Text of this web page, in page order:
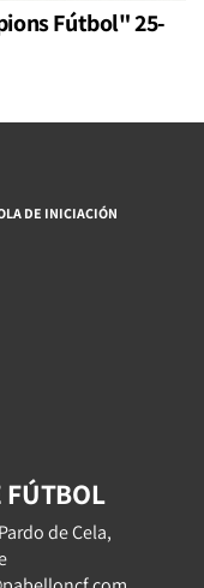
Fútbol" 25-
DE INICIACIÓN
FÚTBOL
de Cela,